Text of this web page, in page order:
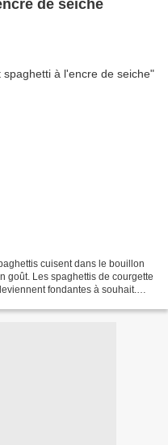
de seiche
cuisent dans le bouillon
goût. Les spaghettis de courgette
fondantes à souhait.